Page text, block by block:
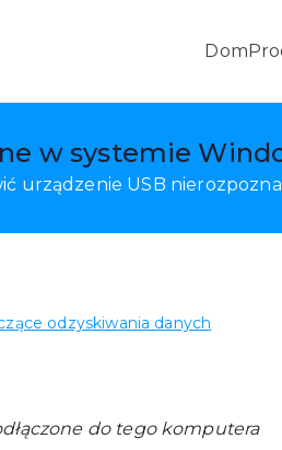
Dom
w systemie
urządzenie USB
odzyskiwania danych
do tego komputera